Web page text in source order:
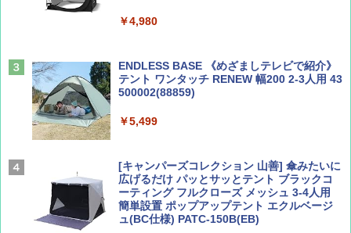
集】ボーイング110周年を祝して！
BE-PAL(ビ-パル) 2026年 9 月号【特別付録:
SOTO ミニマル"旅"財布 ランダム2種】
ァキア 2026～2027 地球の歩き方A ヨーロッ
￥2,277
新しい日本地理 地図・統計・移動から読み
解く (講談社現代新書)
￥4,980
ENDLESS BASE 《めざましテレビで紹介》
テント ワンタッチ RENEW 幅200 2-3人用 43
500002(88859)
￥5,499
[キャンパーズコレクション 山善] 傘みたいに
広げるだけ パッとサッとテント ブラックコ
ーティング フルクローズ メッシュ 3-4人用
簡単設置 ポップアップテント エクルベージ
ュ(BC仕様) PATC-150B(EB)